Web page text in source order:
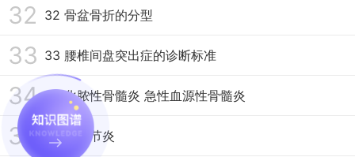
32 32 骨盆骨折的分型
33 33 腰椎间盘突出症的诊断标准
34 34 化脓性骨髓炎 急性血源性骨髓炎
35 35 骨关节炎